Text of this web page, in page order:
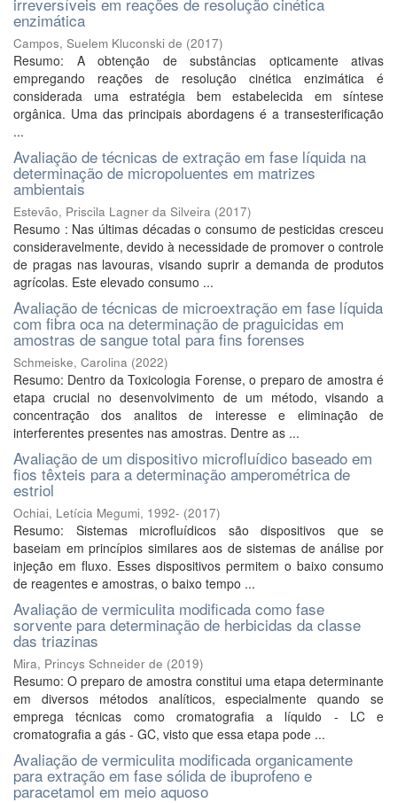
enzimática
Campos, Suelem Kluconski de (2017)
Resumo: A obtenção de substâncias opticamente ativas
empregando reações de resolução cinética enzimática é
considerada uma estratégia bem estabelecida em síntese
orgânica. Uma das principais abordagens é a transesterificação
...
Avaliação de técnicas de extração em fase líquida na
determinação de micropoluentes em matrizes
ambientais
Estevão, Priscila Lagner da Silveira (2017)
Resumo : Nas últimas décadas o consumo de pesticidas cresceu
consideravelmente, devido à necessidade de promover o controle
de pragas nas lavouras, visando suprir a demanda de produtos
agrícolas. Este elevado consumo ...
Avaliação de técnicas de microextração em fase líquida
com fibra oca na determinação de praguicidas em
amostras de sangue total para fins forenses
Schmeiske, Carolina (2022)
Resumo: Dentro da Toxicologia Forense, o preparo de amostra é
etapa crucial no desenvolvimento de um método, visando a
concentração dos analitos de interesse e eliminação de
interferentes presentes nas amostras. Dentre as ...
Avaliação de um dispositivo microfluídico baseado em
fios têxteis para a determinação amperométrica de
estriol
Ochiai, Letícia Megumi, 1992- (2017)
Resumo: Sistemas microfluídicos são dispositivos que se
baseiam em princípios similares aos de sistemas de análise por
injeção em fluxo. Esses dispositivos permitem o baixo consumo
de reagentes e amostras, o baixo tempo ...
Avaliação de vermiculita modificada como fase
sorvente para determinação de herbicidas da classe
das triazinas
Mira, Princys Schneider de (2019)
Resumo: O preparo de amostra constitui uma etapa determinante
em diversos métodos analíticos, especialmente quando se
emprega técnicas como cromatografia a líquido - LC e
cromatografia a gás - GC, visto que essa etapa pode ...
Avaliação de vermiculita modificada organicamente
para extração em fase sólida de ibuprofeno e
paracetamol em meio aquoso